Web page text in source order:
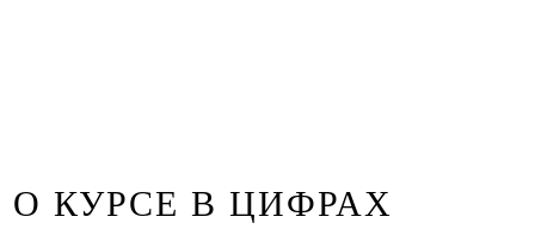
О КУРСЕ В ЦИФРАХ